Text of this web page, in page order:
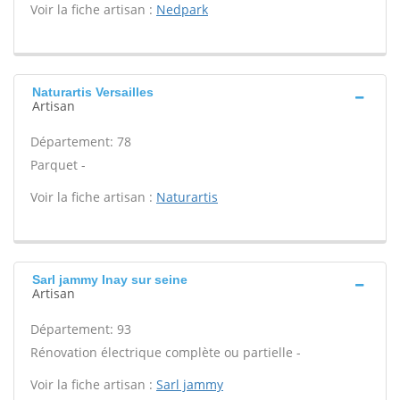
Voir la fiche artisan : Nedpark
Naturartis Versailles
Artisan
Département: 78
Parquet -
Voir la fiche artisan : Naturartis
Sarl jammy Inay sur seine
Artisan
Département: 93
Rénovation électrique complète ou partielle -
Voir la fiche artisan : Sarl jammy